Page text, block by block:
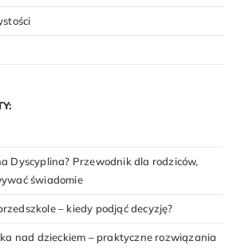
Dyscyplina? Przewodnik dla rodziców,
świadomie
– kiedy podjąć decyzję?
nad dzieckiem – praktyczne rozwiązania